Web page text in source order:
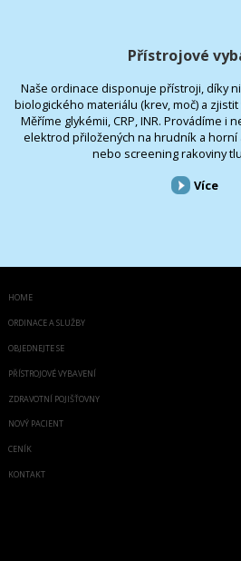
Přístrojové
Naše ordinace disponuje přístroji, díky
biologického materiálu (krev, moč) a
Měříme glykémii, CRP, INR. Provádíme i
elektrod přiložených na hrudník a horní
nebo screening rakoviny
Více
HOME
ORDINACE A SLUŽBY
OBJEDNEJTE SE
PŘÍSTROJOVÉ VYBAVENÍ
ZDRAVOTNÍ POJIŠŤOVNY
NOVÝ PACIENT
CENÍK
KONTAKT